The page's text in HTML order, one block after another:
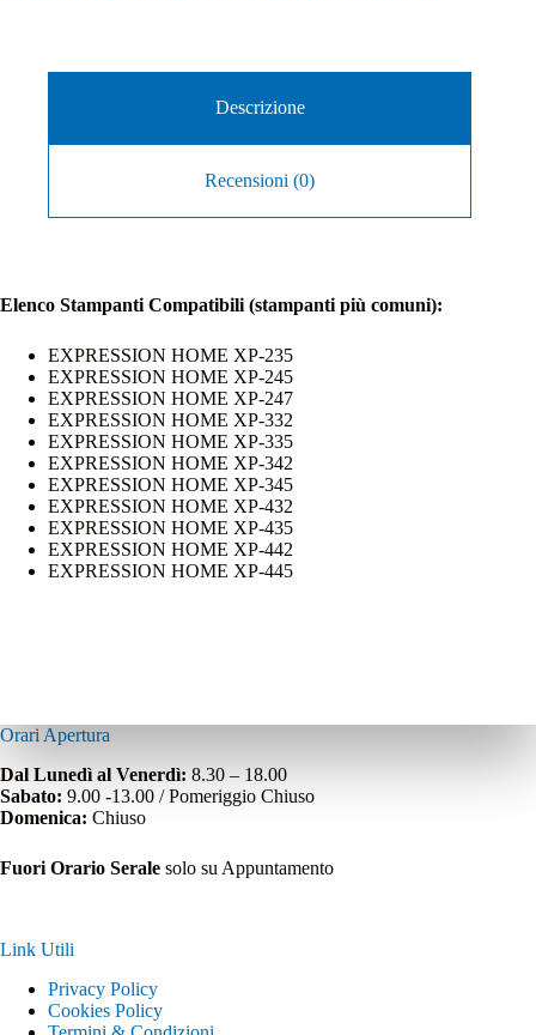
Descrizione
Recensioni (0)
Elenco Stampanti Compatibili (stampanti più comuni):
EXPRESSION HOME XP-235
EXPRESSION HOME XP-245
EXPRESSION HOME XP-247
EXPRESSION HOME XP-332
EXPRESSION HOME XP-335
EXPRESSION HOME XP-342
EXPRESSION HOME XP-345
EXPRESSION HOME XP-432
EXPRESSION HOME XP-435
EXPRESSION HOME XP-442
EXPRESSION HOME XP-445
Orari Apertura
Dal Lunedì al Venerdì: 8.30 – 18.00
Sabato: 9.00 -13.00 / Pomeriggio Chiuso
Domenica: Chiuso
Fuori Orario Serale solo su Appuntamento
Link Utili
Privacy Policy
Cookies Policy